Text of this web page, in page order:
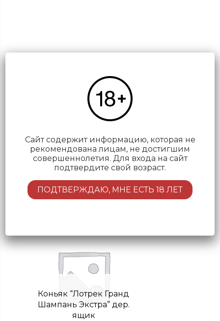
Шампань Пэйл энд Драй
ХО 25 лет” п/у
Коньяк “Лотрек Гранд
Шампань Экстра” дер.
ящик
Сайт содержит информацию, которая не
рекомендована лицам, не достигшим
совершеннолетия. Для входа на сайт
подтвердите свой возраст.
ПОДТВЕРЖДАЮ, МНЕ ЕСТЬ 18 ЛЕТ